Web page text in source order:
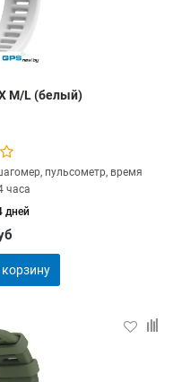
M/L (белый)
пульсометр, время
часа
дней